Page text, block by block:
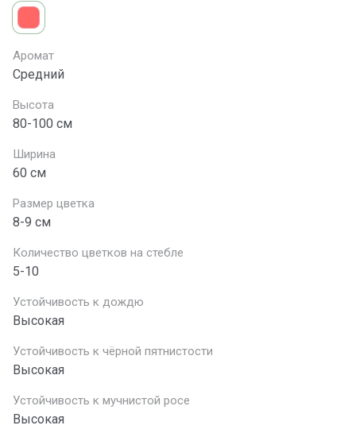
Аромат
Средний
Высота
80-100 см
Ширина
60 см
Размер цветка
8-9 см
Количество цветков на стебле
5-10
Устойчивость к дождю
Высокая
Устойчивость к чёрной пятнистости
Высокая
Устойчивость к мучнистой росе
Высокая